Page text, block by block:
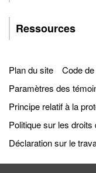
Ressources
Plan du site
Code
Paramètres des
Principe relatif à la
Politique sur les droits
Déclaration sur le